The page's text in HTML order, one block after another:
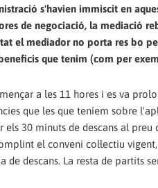
s'havien immiscit en
de negociació, la mediació
el mediador no porta res bo
que tenim (com per
a les 11 hores i es va
que les que teníem sobre
els 30 minuts de descans al
el conveni col·lectiu
de descans. La resta de partits